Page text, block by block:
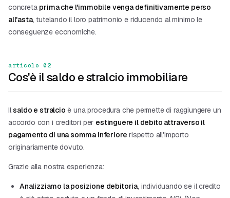
concreta prima che l'immobile venga definitivamente perso
all'asta, tutelando il loro patrimonio e riducendo al minimo le
conseguenze economiche.
articolo 02
Cos'è il saldo e stralcio immobiliare
Ilsaldo e stralcio è una procedura che permette di raggiungere un
accordo con i creditori per estinguere il debito attraverso il
pagamento di una somma inferiore rispetto all'importo
originariamente dovuto.
Grazie alla nostra esperienza:
Analizziamo la posizione debitoria, individuando se il credito